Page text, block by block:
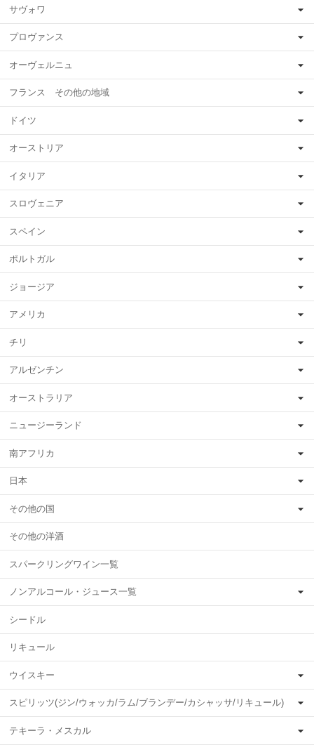
サヴォワ
プロヴァンス
オーヴェルニュ
フランス その他の地域
ドイツ
オーストリア
イタリア
スロヴェニア
スペイン
ポルトガル
ジョージア
アメリカ
チリ
アルゼンチン
オーストラリア
ニュージーランド
南アフリカ
日本
その他の国
その他の洋酒
スパークリングワイン一覧
ノンアルコール・ジュース一覧
シードル
リキュール
ウイスキー
スピリッツ(ジン/ウォッカ/ラム/ブランデー/カシャッサ/リキュール)
テキーラ・メスカル